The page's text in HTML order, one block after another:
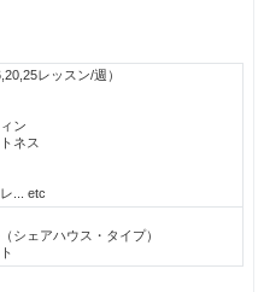
レッスン/週）
ン
ネス
... etc
シェアハウス・タイプ）